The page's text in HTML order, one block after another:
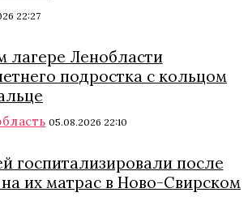
22:27
лагере Ленобласти
подростка с кольцом
05.08.2026 22:10
госпитализировали после
их матрас в Ново-Свирском